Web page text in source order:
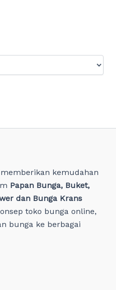
kemudahan
Papan Bunga, Buket,
dan Bunga Krans
toko bunga online,
bunga ke berbagai